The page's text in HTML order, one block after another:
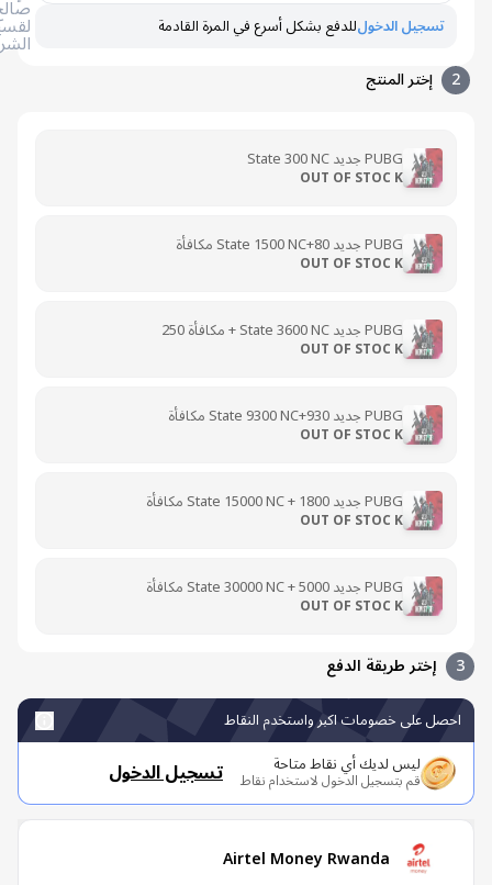
صالحلقسيمة تسجيل الدخولللدفع بشكل أسرع في المرة القادمة
إختر المنتج
PUBG جديد State 300 NC
OUT OF STOC K
PUBG جديد State 1500 NC+80 مكافأة
OUT OF STOC K
PUBG جديد State 3600 NC + مكافأة 250
OUT OF STOC K
PUBG جديد State 9300 NC+930 مكافأة
OUT OF STOC K
PUBG جديد State 15000 NC + 1800 مكافأة
OUT OF STOC K
PUBG جديد State 30000 NC + 5000 مكافأة
OUT OF STOC K
إختر طريقة الدفع
على خصومات اكبر واستخدم النقاط
ليس لديك أي نقاط متاحة
قم بتسجيل الدخول لاستخدام نقاط تسجيل الدخول
Airtel Money Rwanda